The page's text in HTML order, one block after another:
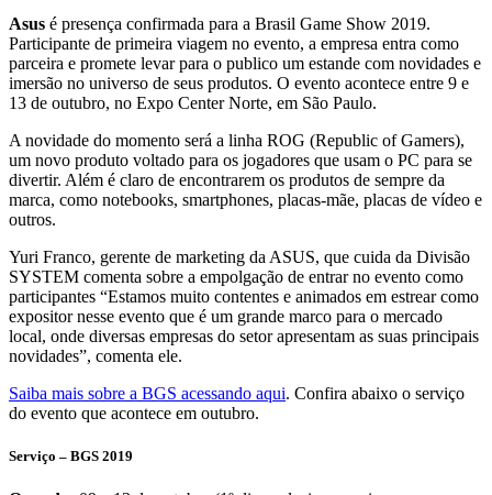
Asus é presença confirmada para a Brasil Game Show 2019.
Participante de primeira viagem no evento, a empresa entra como
parceira e promete levar para o publico um estande com novidades e
imersão no universo de seus produtos. O evento acontece entre 9 e
13 de outubro, no Expo Center Norte, em São Paulo.
A novidade do momento será a linha ROG (Republic of Gamers),
um novo produto voltado para os jogadores que usam o PC para se
divertir. Além é claro de encontrarem os produtos de sempre da
marca, como notebooks, smartphones, placas-mãe, placas de vídeo e
outros.
Yuri Franco, gerente de marketing da ASUS, que cuida da Divisão
SYSTEM comenta sobre a empolgação de entrar no evento como
participantes “Estamos muito contentes e animados em estrear como
expositor nesse evento que é um grande marco para o mercado
local, onde diversas empresas do setor apresentam as suas principais
novidades”, comenta ele.
Saiba mais sobre a BGS acessando aqui. Confira abaixo o serviço
do evento que acontece em outubro.
Serviço – BGS 2019